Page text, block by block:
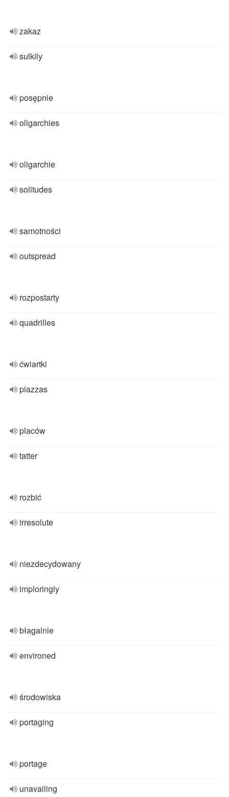
zakaz
sulkily
posępnie
oligarchies
oligarchie
solitudes
samotności
outspread
rozpostarty
quadrilles
ćwiartki
piazzas
placów
tatter
rozbić
irresolute
niezdecydowany
imploringly
błagalnie
environed
środowiska
portaging
portage
unavailing